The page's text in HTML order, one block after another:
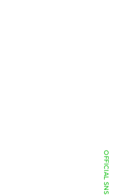
OFFICIAL SNS